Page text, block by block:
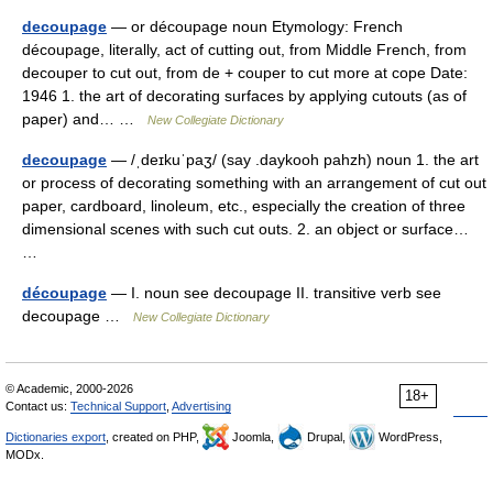
decoupage — or découpage noun Etymology: French
découpage, literally, act of cutting out, from Middle French, from
decouper to cut out, from de + couper to cut more at cope Date:
1946 1. the art of decorating surfaces by applying cutouts (as of
paper) and… …
New Collegiate Dictionary
decoupage — /ˌdeɪkuˈpaʒ/ (say .daykooh pahzh) noun 1. the art
or process of decorating something with an arrangement of cut out
paper, cardboard, linoleum, etc., especially the creation of three
dimensional scenes with such cut outs. 2. an object or surface…
découpage — I. noun see decoupage II. transitive verb see
decoupage …
New Collegiate Dictionary
18+
© Academic, 2000-2026
Contact us: Technical Support Advertising
Dictionaries export , created on PHP, Joomla, Drupal,
WordPress,
MODx.